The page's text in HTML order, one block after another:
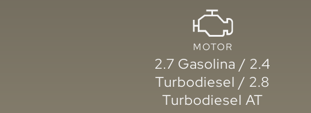
MOTOR
2.7 Gasolina / 2.4
Turbodiesel / 2.8
Turbodiesel AT